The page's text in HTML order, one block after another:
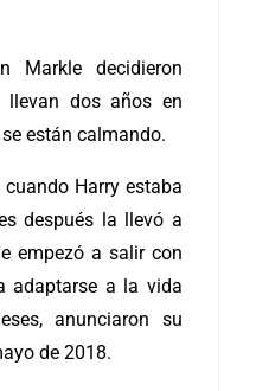
Markle decidieron
dos años en
están calmando.
Harry estaba
después la llevó a
empezó a salir con
adaptarse a la vida
anunciaron su
de 2018.